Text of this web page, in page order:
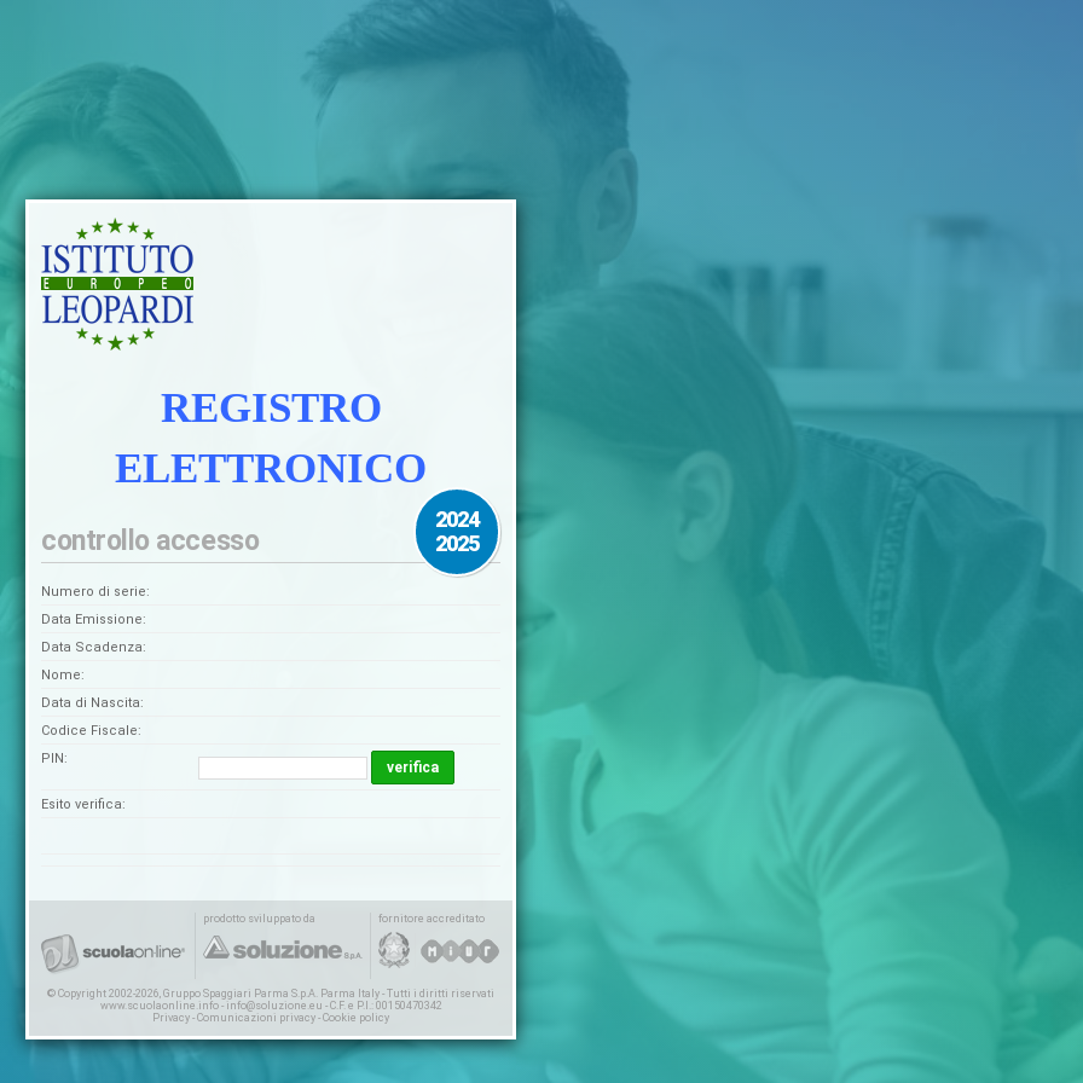
REGISTRO
ELETTRONICO
controllo accesso
2024
2025
Numero di serie:
Data Emissione:
Data Scadenza:
Nome:
Data di Nascita:
Codice Fiscale:
PIN:
verifica
Esito verifica:
prodotto sviluppato da fornitore accreditato
© Copyright 2002-2026, Gruppo Spaggiari Parma S.p.A. Parma Italy - Tutti i diritti riservati
www.scuolaonline.info- info@soluzione.eu - C.F. e P.I.: 00150470342
Privacy - Comunicazioni privacy - Cookie policy